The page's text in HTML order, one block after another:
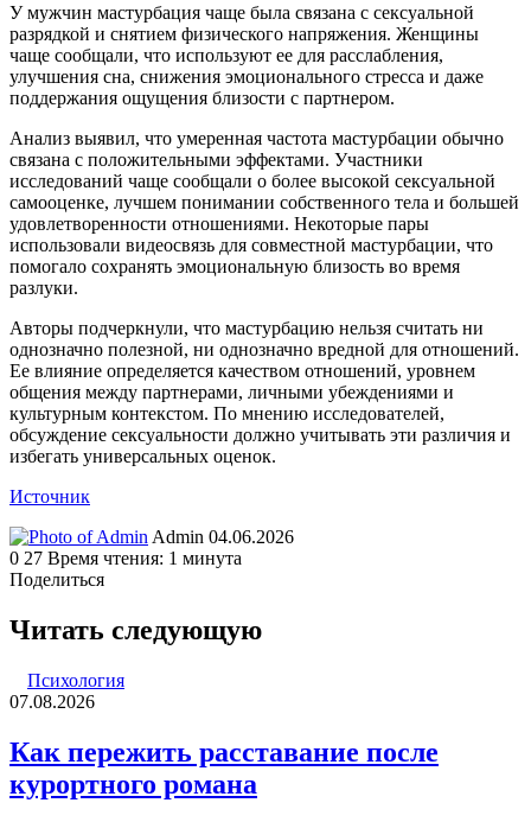
У мужчин мастурбация чаще была связана с сексуальной
разрядкой и снятием физического напряжения. Женщины
чаще сообщали, что используют ее для расслабления,
улучшения сна, снижения эмоционального стресса и даже
поддержания ощущения близости с партнером.
Анализ выявил, что умеренная частота мастурбации обычно
связана с положительными эффектами. Участники
исследований чаще сообщали о более высокой сексуальной
самооценке, лучшем понимании собственного тела и большей
удовлетворенности отношениями. Некоторые пары
использовали видеосвязь для совместной мастурбации, что
помогало сохранять эмоциональную близость во время
разлуки.
Авторы подчеркнули, что мастурбацию нельзя считать ни
однозначно полезной, ни однозначно вредной для отношений.
Ее влияние определяется качеством отношений, уровнем
общения между партнерами, личными убеждениями и
культурным контекстом. По мнению исследователей,
обсуждение сексуальности должно учитывать эти различия и
избегать универсальных оценок.
Источник
Admin Send
an
04.06.2026
0 27 Время чтения: 1 минута
Поделиться
через
электронную
Читать следующую
Психология
07.08.2026
Как пережить расставание после
курортного романа